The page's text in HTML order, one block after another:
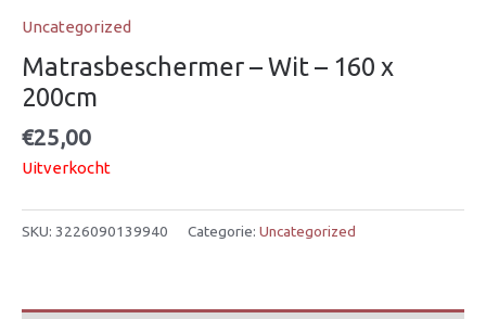
Uncategorized
Matrasbeschermer – Wit – 160 x
200cm
€25,00
Uitverkocht
SKU: 3226090139940 Categorie: Uncategorized